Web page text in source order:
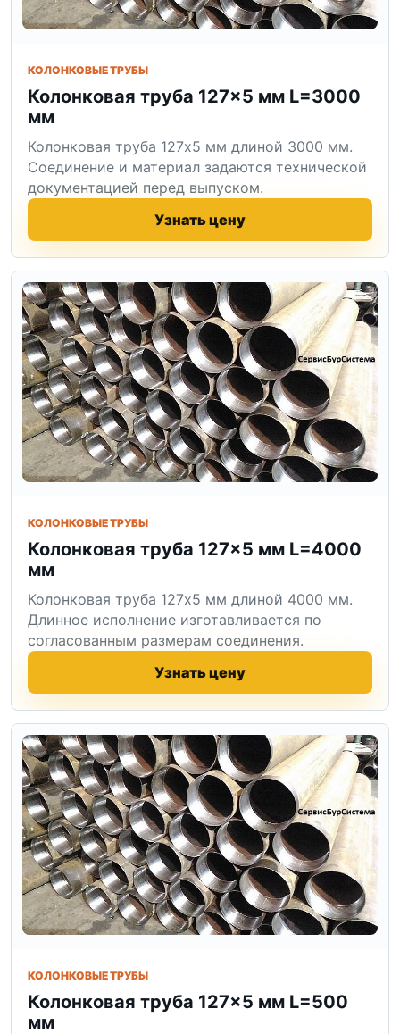
КОЛОНКОВЫЕ ТРУБЫ
Колонковая труба 127×5 мм L=3000
мм
Колонковая труба 127x5 мм длиной 3000 мм.
Соединение и материал задаются технической
документацией перед выпуском.
Узнать цену
КОЛОНКОВЫЕ ТРУБЫ
Колонковая труба 127×5 мм L=4000
мм
Колонковая труба 127x5 мм длиной 4000 мм.
Длинное исполнение изготавливается по
согласованным размерам соединения.
Узнать цену
КОЛОНКОВЫЕ ТРУБЫ
Колонковая труба 127×5 мм L=500
мм